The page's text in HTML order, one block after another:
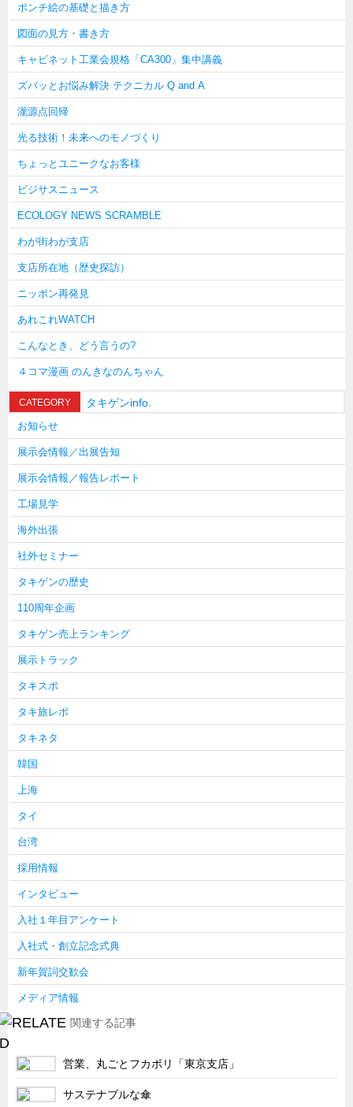
ポンチ絵の基礎と描き方
図面の見方・書き方
キャビネット工業会規格「CA300」集中講義
ズバッとお悩み解決 テクニカル Q and A
瀧源点回帰
光る技術！未来へのモノづくり
ちょっとユニークなお客様
ビジサスニュース
ECOLOGY NEWS SCRAMBLE
わが街わが支店
支店所在地（歴史探訪）
ニッポン再発見
あれこれWATCH
こんなとき、どう言うの?
４コマ漫画 のんきなのんちゃん
CATEGORY タキゲンinfo.
お知らせ
展示会情報／出展告知
展示会情報／報告レポート
工場見学
海外出張
社外セミナー
タキゲンの歴史
110周年企画
タキゲン売上ランキング
展示トラック
タキスポ
タキ旅レポ
タキネタ
韓国
上海
タイ
台湾
採用情報
インタビュー
入社１年目アンケート
入社式・創立記念式典
新年賀詞交歓会
メディア情報
関連する記事
営業、丸ごとフカボリ「東京支店」
サステナブルな傘